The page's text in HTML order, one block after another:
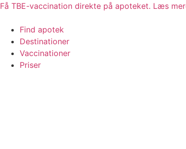
Videre
indhold
Få TBE-vaccination direkte på apoteket. Læs
Find apotek
Destinationer
Vaccinationer
Priser